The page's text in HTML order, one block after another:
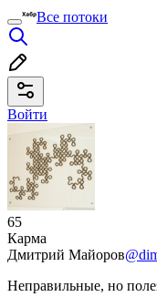
Все потоки
Войти
65
Карма
Дмитрий Майоров
Неправильные, но